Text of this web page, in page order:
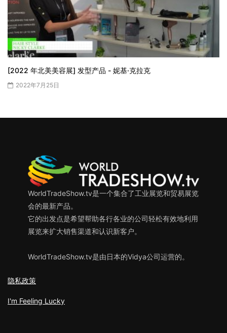
[2022 年北美美容展] 发型产品 - 妮基·克拉克
2022年7月25日
WorldTradeShow.tv是一个集合了工业展览和贸易展览
会的最新产品。
它的出发点是希望帮助各行各业的公司轻松有效地利用
展览来扩大销售渠道和认识新客户。
WorldTradeShow.tv是由日本的Vidya公司运营的。
隐私政策
I'm Feeling Lucky